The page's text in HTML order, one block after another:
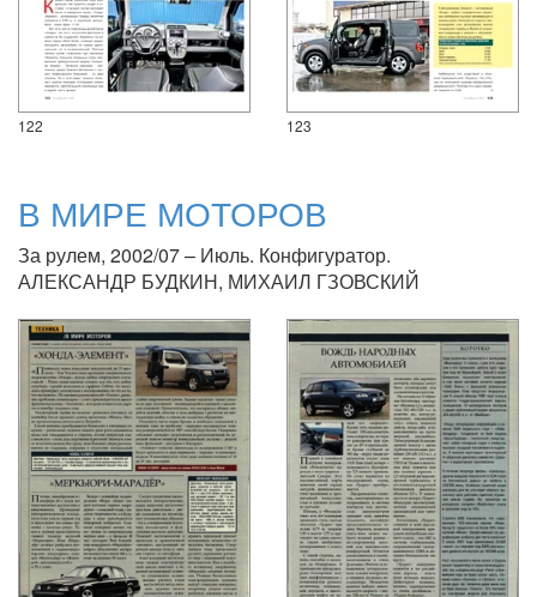
122 123
В МИРЕ МОТОРОВ
За рулем, 2002/07 – Июль. Конфигуратор.
АЛЕКСАНДР БУДКИН, МИХАИЛ ГЗОВСКИЙ